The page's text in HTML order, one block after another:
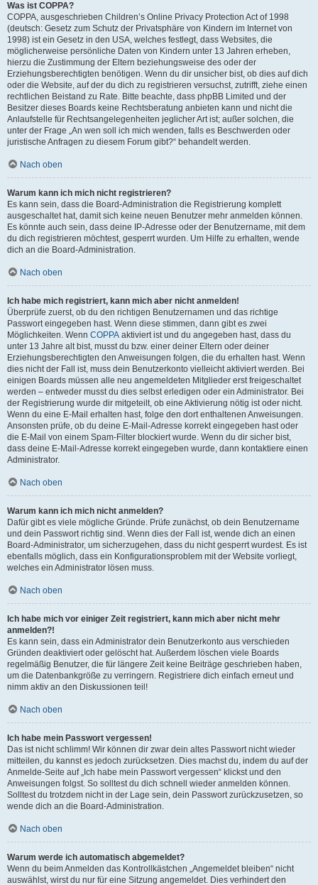
Was ist COPPA?
COPPA, ausgeschrieben Children’s Online Privacy Protection Act of 1998
(deutsch: Gesetz zum Schutz der Privatsphäre von Kindern im Internet von
1998) ist ein Gesetz in den USA, welches festlegt, dass Websites, die
möglicherweise persönliche Daten von Kindern unter 13 Jahren erheben,
hierzu die Zustimmung der Eltern beziehungsweise des oder der
Erziehungsberechtigten benötigen. Wenn du dir unsicher bist, ob dies auf dich
oder die Website, auf der du dich zu registrieren versuchst, zutrifft, ziehe einen
rechtlichen Beistand zu Rate. Bitte beachte, dass phpBB Limited und der
Besitzer dieses Boards keine Rechtsberatung anbieten kann und nicht die
Anlaufstelle für Rechtsangelegenheiten jeglicher Art ist; außer solchen, die
unter der Frage „An wen soll ich mich wenden, falls es Beschwerden oder
juristische Anfragen zu diesem Forum gibt?“ behandelt werden.
Nach oben
Warum kann ich mich nicht registrieren?
Es kann sein, dass die Board-Administration die Registrierung komplett
ausgeschaltet hat, damit sich keine neuen Benutzer mehr anmelden können.
Es könnte auch sein, dass deine IP-Adresse oder der Benutzername, mit dem
du dich registrieren möchtest, gesperrt wurden. Um Hilfe zu erhalten, wende
dich an die Board-Administration.
Nach oben
Ich habe mich registriert, kann mich aber nicht anmelden!
Überprüfe zuerst, ob du den richtigen Benutzernamen und das richtige
Passwort eingegeben hast. Wenn diese stimmen, dann gibt es zwei
Möglichkeiten. Wenn COPPA aktiviert ist und du angegeben hast, dass du
unter 13 Jahre alt bist, musst du bzw. einer deiner Eltern oder deiner
Erziehungsberechtigten den Anweisungen folgen, die du erhalten hast. Wenn
dies nicht der Fall ist, muss dein Benutzerkonto vielleicht aktiviert werden. Bei
einigen Boards müssen alle neu angemeldeten Mitglieder erst freigeschaltet
werden – entweder musst du dies selbst erledigen oder ein Administrator. Bei
der Registrierung wurde dir mitgeteilt, ob eine Aktivierung nötig ist oder nicht.
Wenn du eine E-Mail erhalten hast, folge den dort enthaltenen Anweisungen.
Ansonsten prüfe, ob du deine E-Mail-Adresse korrekt eingegeben hast oder
die E-Mail von einem Spam-Filter blockiert wurde. Wenn du dir sicher bist,
dass deine E-Mail-Adresse korrekt eingegeben wurde, dann kontaktiere einen
Administrator.
Nach oben
Warum kann ich mich nicht anmelden?
Dafür gibt es viele mögliche Gründe. Prüfe zunächst, ob dein Benutzername
und dein Passwort richtig sind. Wenn dies der Fall ist, wende dich an einen
Board-Administrator, um sicherzugehen, dass du nicht gesperrt wurdest. Es ist
ebenfalls möglich, dass ein Konfigurationsproblem mit der Website vorliegt,
welches ein Administrator lösen muss.
Nach oben
Ich habe mich vor einiger Zeit registriert, kann mich aber nicht mehr
anmelden?!
Es kann sein, dass ein Administrator dein Benutzerkonto aus verschieden
Gründen deaktiviert oder gelöscht hat. Außerdem löschen viele Boards
regelmäßig Benutzer, die für längere Zeit keine Beiträge geschrieben haben,
um die Datenbankgröße zu verringern. Registriere dich einfach erneut und
nimm aktiv an den Diskussionen teil!
Nach oben
Ich habe mein Passwort vergessen!
Das ist nicht schlimm! Wir können dir zwar dein altes Passwort nicht wieder
mitteilen, du kannst es jedoch zurücksetzen. Dies machst du, indem du auf der
Anmelde-Seite auf „Ich habe mein Passwort vergessen“ klickst und den
Anweisungen folgst. So solltest du dich schnell wieder anmelden können.
Solltest du trotzdem nicht in der Lage sein, dein Passwort zurückzusetzen, so
wende dich an die Board-Administration.
Nach oben
Warum werde ich automatisch abgemeldet?
Wenn du beim Anmelden das Kontrollkästchen „Angemeldet bleiben“ nicht
auswählst, wirst du nur für eine Sitzung angemeldet. Dies verhindert den